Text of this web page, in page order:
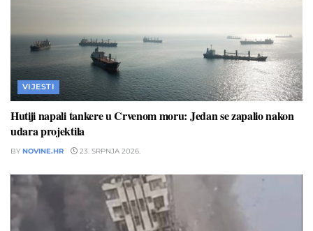
VIJESTI
Hutiji napali tankere u Crvenom moru: Jedan se zapalio nakon
udara projektila
BY NOVINE.HR 23. SRPNJA 2026.